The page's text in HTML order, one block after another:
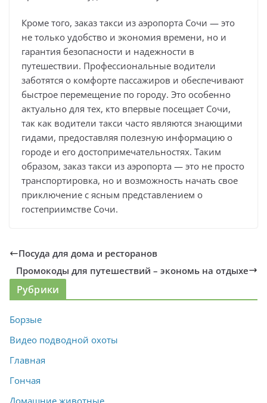
Кроме того, заказ такси из аэропорта Сочи — это
не только удобство и экономия времени, но и
гарантия безопасности и надежности в
путешествии. Профессиональные водители
заботятся о комфорте пассажиров и обеспечивают
быстрое перемещение по городу. Это особенно
актуально для тех, кто впервые посещает Сочи,
так как водители такси часто являются знающими
гидами, предоставляя полезную информацию о
городе и его достопримечательностях. Таким
образом, заказ такси из аэропорта — это не просто
транспортировка, но и возможность начать свое
приключение с ясным представлением о
гостеприимстве Сочи.
Посуда для дома и ресторанов
Промокоды для путешествий – экономь на отдыхе
Рубрики
Борзые
Видео подводной охоты
Главная
Гончая
Домашние животные